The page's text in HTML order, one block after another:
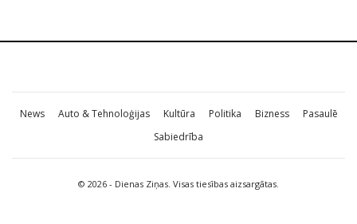
News Auto & Tehnoloģijas Kultūra Politika Bizness
Pasaulē
Sabiedrība
© 2026 - Dienas Ziņas. Visas tiesības aizsargātas.